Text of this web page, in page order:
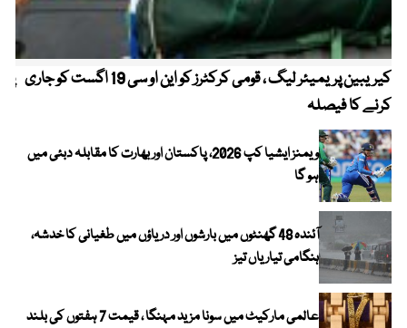
کیریبین پریمیئر لیگ ، قومی کرکٹرز کو این او سی 19 اگست کو جاری
کرنے کا فیصلہ
ویمنز ایشیا کپ 2026، پاکستان اور بھارت کا مقابلہ دبئی میں
ہو گا
آئندہ 48 گھنٹوں میں بارشوں اور دریاؤں میں طغیانی کا خدشہ،
ہنگامی تیاریاں تیز
عالمی مارکیٹ میں سونا مزید مہنگا ، قیمت 7 ہفتوں کی بلند